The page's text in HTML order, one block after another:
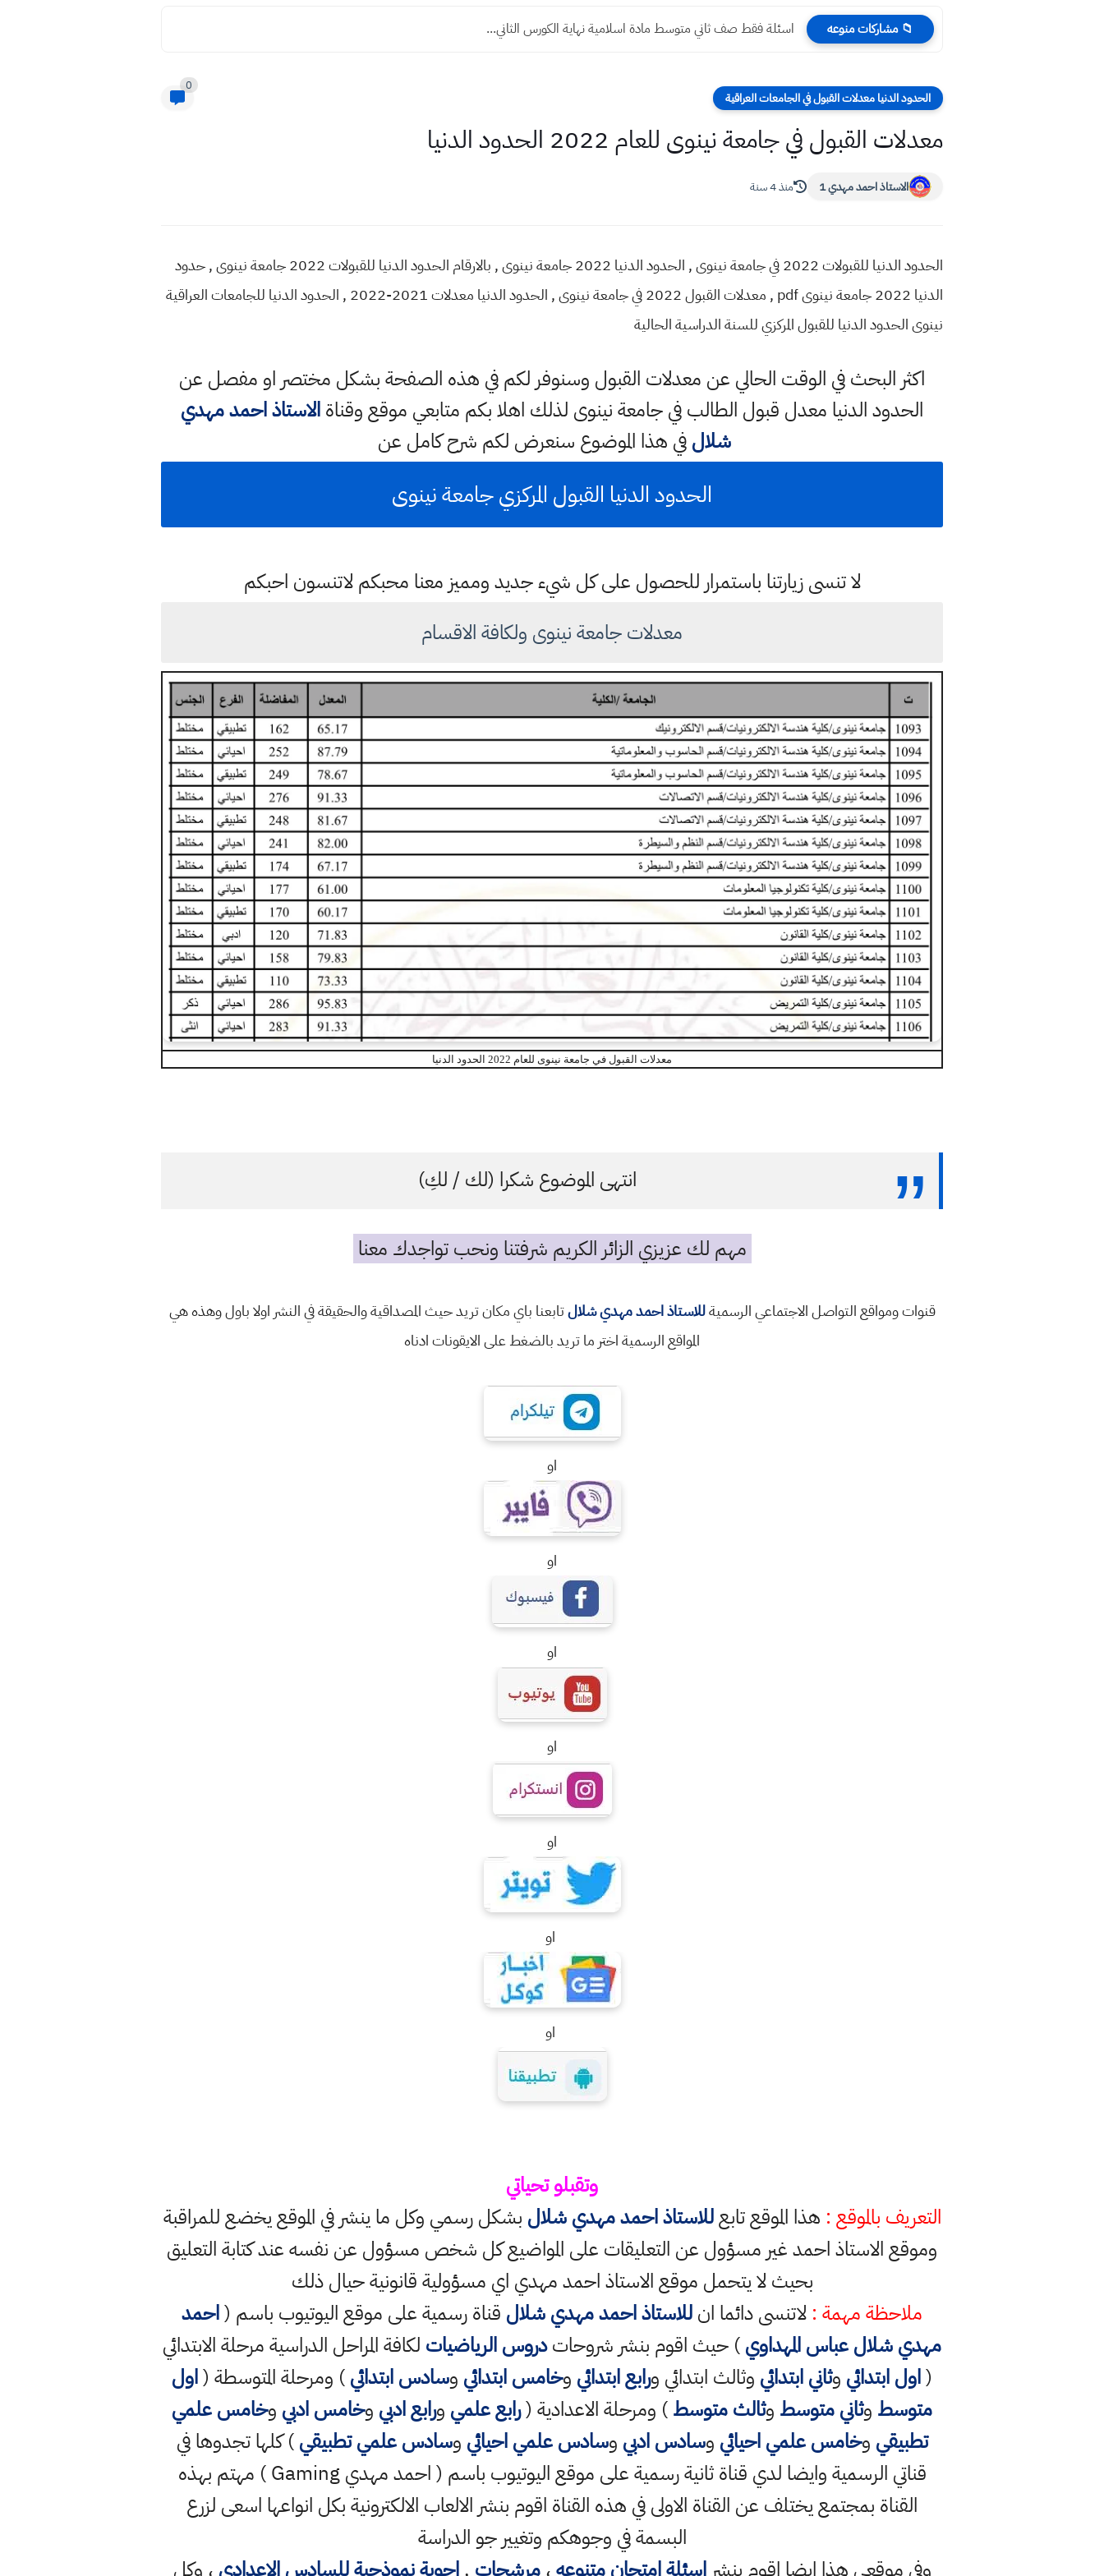
📁 مشاركات منوعه اسئلة فقط صف ثاني متوسط مادة الحاسوب نهاية الكورس الثاني...
الحدود الدنيا معدلات القبول في الجامعات العراقية
0
معدلات القبول في جامعة نينوى للعام 2022 الحدود الدنيا
الاستاذ احمد مهدي 1 منذ 4 سنة
الحدود الدنيا للقبولات 2022 في جامعة نينوى , الحدود الدنيا 2022 جامعة نينوى , بالارقام الحدود الدنيا للقبولات 2022 جامعة نينوى , حدود
الدنيا 2022 جامعة نينوى pdf , معدلات القبول 2022 في جامعة نينوى , الحدود الدنيا معدلات 2021-2022 , الحدود الدنيا للجامعات العراقية
نينوى الحدود الدنيا للقبول المركزي للسنة الدراسية الحالية
اكثر البحث في الوقت الحالي عن معدلات القبول وسنوفر لكم في هذه الصفحة بشكل مختصر او مفصل عن
الحدود الدنيا معدل قبول الطالب في جامعة نينوى لذلك اهلا بكم متابعي موقع وقناةالاستاذ احمد مهدي
شلالفي هذا الموضوع سنعرض لكم شرح كامل عن
الحدود الدنيا القبول المركزي جامعة نينوى
لا تنسى زيارتنا باستمرار للحصول على كل شيء جديد ومميز معنا محبكم لاتنسون احبكم
معدلات جامعة نينوى ولكافة الاقسام
معدلات القبول في جامعة نينوى للعام 2022 الحدود الدنيا
انتهى الموضوع شكرا (لك / لكِ)
مهم لك عزيزي الزائر الكريم شرفتنا ونحب تواجدك معنا
قنوات ومواقع التواصل الاجتماعي الرسميةللاستاذ احمد مهدي شلالتابعنا باي مكان تريد حيث المصداقية والحقيقة في النشر اولا باول وهذه هي
المواقع الرسمية اختر ما تريد بالضغط على الايقونات ادناه
او
او
او
او
او
او
او
وتقبلو تحياتي
التعريف بالموقع : هذا الموقع تابعللاستاذ احمد مهدي شلال بشكل رسمي وكل ما ينشر في الموقع يخضع للمراقبة
وموقع الاستاذ احمد غير مسؤول عن التعليقات على المواضيع كل شخص مسؤول عن نفسه عند كتابة التعليق
بحيث لا يتحمل موقع الاستاذ احمد مهدي اي مسؤولية قانونية حيال ذلك
ملاحظة مهمة : لاتنسى دائما انللاستاذ احمد مهدي شلال قناة رسمية على موقع اليوتيوب باسم (احمد
مهدي شلال عباس المهداوي) حيث اقوم بنشر شروحاتدروس الرياضيات لكافة المراحل الدراسية مرحلة الابتدائي
(اول ابتدائي وثاني ابتدائي وثالث ابتدائي ورابع ابتدائي وخامس ابتدائي وسادس ابتدائي) ومرحلة المتوسطة (اول
متوسط وثاني متوسط وثالث متوسط) ومرحلة الاعدادية (رابع علمي ورابع ادبي وخامس ادبي وخامس علمي
تطبيقي وخامس علمي احيائي وسادس ادبي وسادس علمي احيائي وسادس علمي تطبيقي) كلها تجدوها في
قناتي الرسمية وايضا لدي قناة ثانية رسمية على موقع اليوتيوب باسم ( احمد مهدي Gaming ) مهتم بهذه
القناة بمجتمع يختلف عن القناة الاولى في هذه القناة اقوم بنشر الالعاب الالكترونية بكل انواعها اسعى لزرع
البسمة في وجوهكم وتغيير جو الدراسة
وفي موقعي هذا ايضا اقوم بنشراسئلة امتحان متنوعه،مرشحات ,اجوبة نموذجية للسادس الاعدادي ، وكل